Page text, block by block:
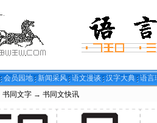
会员园地 新闻采风 语文漫谈 汉字大典 语言
书同文字 → 书同文快讯